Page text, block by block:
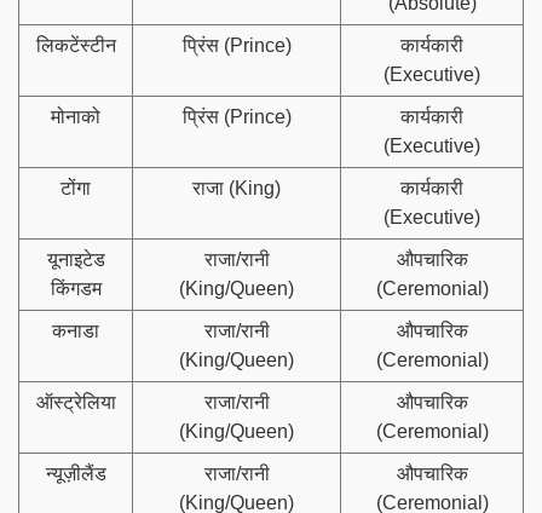
लिकटेंस्टीन प्रिंस (Prince)
कार्यकारी
(Executive)
मोनाको प्रिंस (Prince)
कार्यकारी
(Executive)
टोंगा राजा (King)
कार्यकारी
(Executive)
यूनाइटेड
किंगडम
राजा/रानी
(King/Queen)
औपचारिक
(Ceremonial)
कनाडा
राजा/रानी
(King/Queen)
औपचारिक
(Ceremonial)
ऑस्ट्रेलिया
राजा/रानी
(King/Queen)
औपचारिक
(Ceremonial)
न्यूज़ीलैंड
राजा/रानी
(King/Queen)
औपचारिक
(Ceremonial)